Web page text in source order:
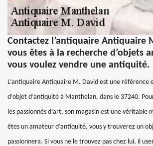
Contactez l’antiquaire Antiquaire
vous êtes à la recherche d’objets
vous voulez vendre une antiquité.
L’antiquaire Antiquaire M. David est une référence
d’objet d’antiquité à Manthelan, dans le 37240.
les passionnés d’art, son magasin est une véritable
êtes un amateur d’antiquité, vous y trouverez un
passionnera. Si vous ne le trouvez pas chez lui, il